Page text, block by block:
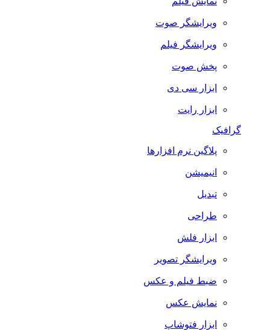
ویرایشگر صوت
ویرایشگر فیلم
پخش صوت
ابزار سی دی
ابزار رایت
گرافیک
پلاگین نرم افزارها
انیمیشن
تبدیل
طراحی
ابزار فلش
ویرایشگر تصویر
ضبط فيلم و عكس
نمایش عکس
ابزار فتوشاپ